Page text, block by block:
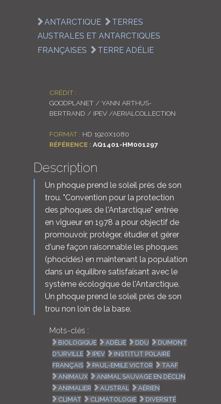
ANTARCTIQUE
TERRES
AUSTRALES ET ANTARCTIQUES
FRANÇAISES
TERRE ADÉLIE
CRÉDIT :
GOODPLANET / YANN ARTHUS-
BERTRAND / IPEV /AERIALCOLLECTION
FORMAT : HD 1920X1080
RÉFÉRENCE : AQ1401-HM001297
Description
Un phoque prend le soleil près de son
trou. "Convention pour la protection
des phoques de l'Antarctique" entrée
en vigueur en 1978 a pour objectif de
promouvoir, protéger, étudier et gérer
d'une façon raisonnable les phoques
(phocidés) en maintenant la population
dans un équilibre satisfaisant avec le
système écologique de l'Antarctique.
Un phoque prend le soleil près de son
trou non loin de la base.
Mots-clés :
BIOLOGIQUE ADÉLIE DDU
DUMONT
D'URVILLE
IPEV
INSTITUT POLAIRE
FRANÇAIS
PAUL-EMILE VICTOR
TAAF
ANIMAUX
ANIMAL SAUVAGE EN DÉCLIN
ANIMALIER
AUSTRAL
AÉRIEN
CLIMAT
CLIMATOLOGIE
DIVERSITÉ